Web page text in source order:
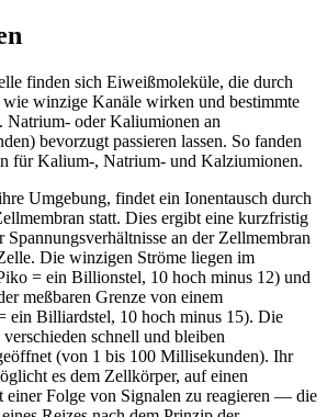
finden sich Eiweißmoleküle, die durch
winzige Kanäle wirken und bestimmte
Natrium- oder Kaliumionen an
bevorzugt passieren lassen. So fanden
für Kalium-, Natrium- und Kalziumionen.
Umgebung, findet ein Ionentausch durch
statt. Dies ergibt eine kurzfristig
Spannungsverhältnisse an der Zellmembran
Die winzigen Ströme liegen im
= ein Billionstel, 10 hoch minus 12) und
meßbaren Grenze von einem
ein Billiardstel, 10 hoch minus 15). Die
schnell und bleiben
(von 1 bis 100 Millisekunden). Ihr
es dem Zellkörper, auf einen
einer Folge von Signalen zu reagieren — die